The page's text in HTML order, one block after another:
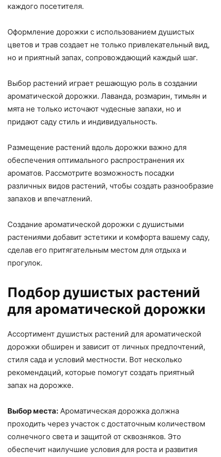
каждого посетителя.
Оформление дорожки с использованием душистых
цветов и трав создает не только привлекательный вид,
но и приятный запах, сопровождающий каждый шаг.
Выбор растений играет решающую роль в создании
ароматической дорожки. Лаванда, розмарин, тимьян и
мята не только источают чудесные запахи, но и
придают саду стиль и индивидуальность.
Размещение растений вдоль дорожки важно для
обеспечения оптимального распространения их
ароматов. Рассмотрите возможность посадки
различных видов растений, чтобы создать разнообразие
запахов и впечатлений.
Создание ароматической дорожки с душистыми
растениями добавит эстетики и комфорта вашему саду,
сделав его притягательным местом для отдыха и
прогулок.
Подбор душистых растений
для ароматической дорожки
Ассортимент душистых растений для ароматической
дорожки обширен и зависит от личных предпочтений,
стиля сада и условий местности. Вот несколько
рекомендаций, которые помогут создать приятный
запах на дорожке.
Выбор места: Ароматическая дорожка должна
проходить через участок с достаточным количеством
солнечного света и защитой от сквозняков. Это
обеспечит наилучшие условия для роста и развития